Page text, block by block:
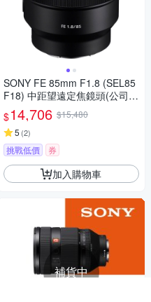
SONY FE 85mm F1.8 (SEL85
F18) 中距望遠定焦鏡頭(公司
貨)
$14,706 $15,480
5 (2)
挑戰低價 券
加入購物車
補貨中